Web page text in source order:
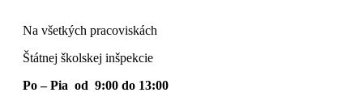
Na všetkých pracoviskách
Štátnej školskej inšpekcie
Po – Pia od 9:00 do 13:00